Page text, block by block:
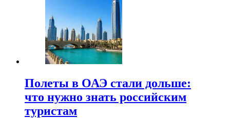
Полеты в ОАЭ стали дольше:
что нужно знать российским
туристам